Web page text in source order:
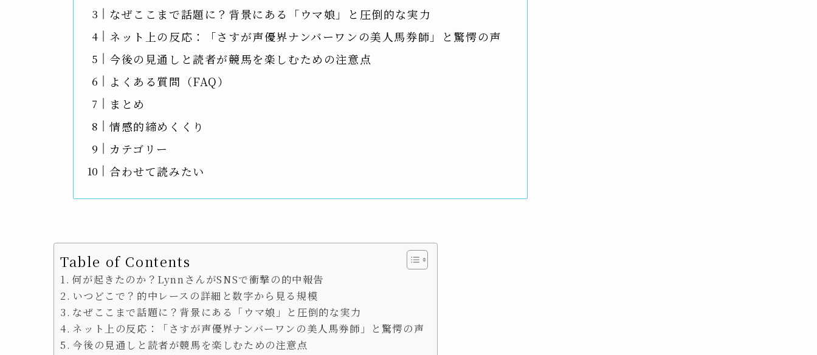
なぜここまで話題に？背景にある「ウマ娘」と圧倒的な実力
ネット上の反応：「さすが声優界ナンバーワンの美人馬券師」と驚愕の声
今後の見通しと読者が競馬を楽しむための注意点
よくある質問（FAQ）
まとめ
情感的締めくくり
カテゴリー
合わせて読みたい
Table of Contents
何が起きたのか？LynnさんがSNSで衝撃の的中報告
いつどこで？的中レースの詳細と数字から見る規模
なぜここまで話題に？背景にある「ウマ娘」と圧倒的な実力
ネット上の反応：「さすが声優界ナンバーワンの美人馬券師」と驚愕の声
今後の見通しと読者が競馬を楽しむための注意点